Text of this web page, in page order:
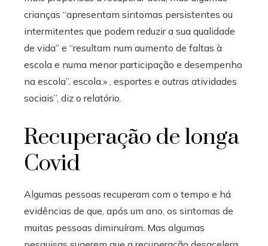
crianças “apresentam sintomas persistentes ou
intermitentes que podem reduzir a sua qualidade
de vida” e “resultam num aumento de faltas à
escola e numa menor participação e desempenho
na escola”. escola.» , esportes e outras atividades
sociais”, diz o relatório.
Recuperação de longa
Covid
Algumas pessoas recuperam com o tempo e há
evidências de que, após um ano, os sintomas de
muitas pessoas diminuíram. Mas algumas